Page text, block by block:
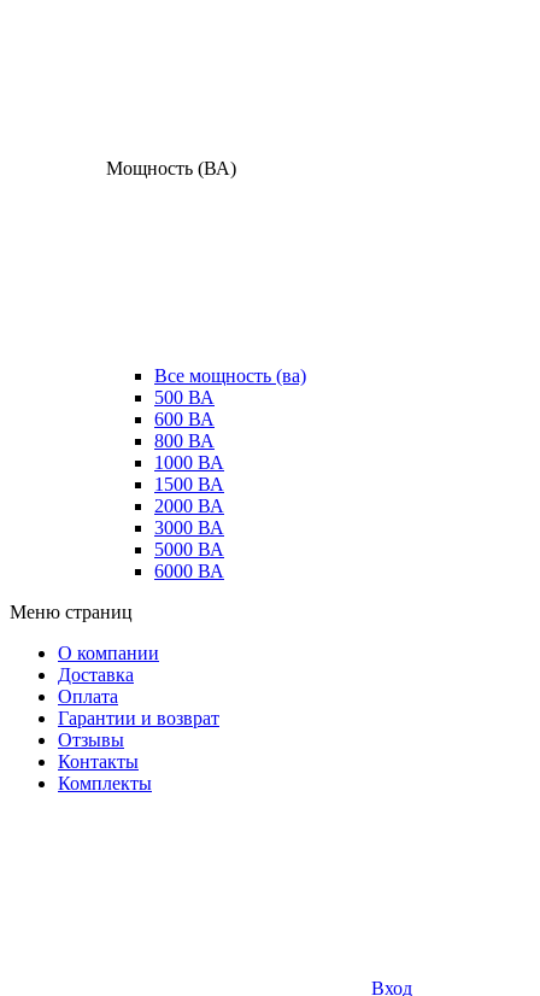
Мощность (ВА)
Все мощность (ва)
500 ВА
600 ВА
800 ВА
1000 ВА
1500 ВА
2000 ВА
3000 ВА
5000 ВА
6000 ВА
Меню страниц
О компании
Доставка
Оплата
Гарантии и возврат
Отзывы
Контакты
Комплекты
Вход